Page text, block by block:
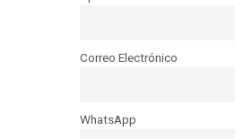
Correo Electrónico
WhatsApp